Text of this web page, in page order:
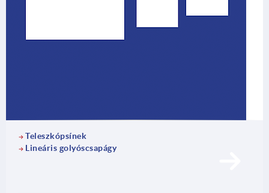
Teleszkópsínek
Lineáris golyóscsapágy